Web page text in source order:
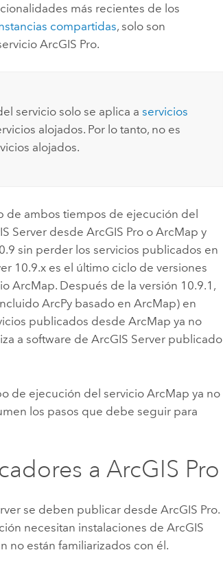
más recientes de los
compartidas, solo son
ArcGIS Pro.
servicio solo se aplica a servicios
alojados. Por lo tanto, no es
alojados.
de ambos tiempos de ejecución del
Server desdeArcGIS Pro oArcMap y
sin perder los servicios publicados en
10.9.x es el último ciclo de versiones
ArcMap. Después de la versión 10.9.1,
ArcPy basado enArcMap) en
publicados desdeArcMap ya no
a software deArcGIS Server publicado
de ejecución del servicioArcMap ya no
los pasos que debe seguir para
a ArcGIS Pro
se deben publicar desdeArcGIS Pro.
necesitan instalaciones deArcGIS
no están familiarizados con él.